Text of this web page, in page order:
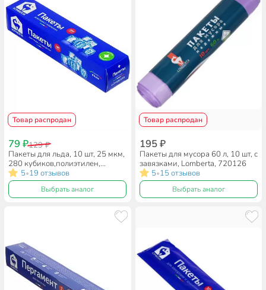
Товар распродан
79 ₽129 ₽
Пакеты для льда, 10 шт, 25 мкм,
280 кубиков,полиэтилен,
Lomberta
5•19 отзывов
Выбрать аналог
Товар распродан
195 ₽
Пакеты для мусора 60 л, 10 шт, с
завязками, Lomberta, 720126
5•15 отзывов
Выбрать аналог